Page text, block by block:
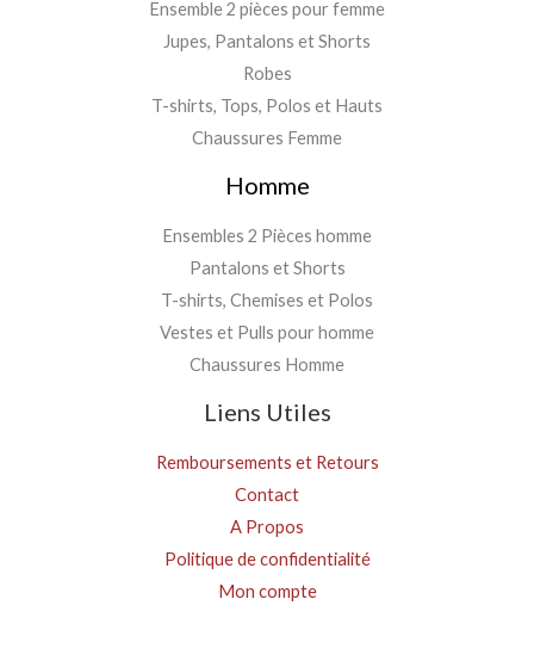
Ensemble 2 pièces pour femme
Jupes, Pantalons et Shorts
Robes
T-shirts, Tops, Polos et Hauts
Chaussures Femme
Homme
Ensembles 2 Pièces homme
Pantalons et Shorts
T-shirts, Chemises et Polos
Vestes et Pulls pour homme
Chaussures Homme
Liens Utiles
Remboursements et Retours
Contact
A Propos
Politique de confidentialité
Mon compte